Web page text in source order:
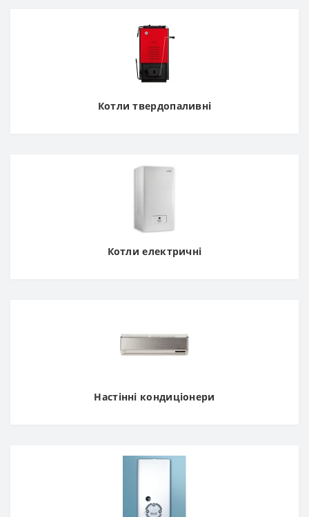
Котли твердопаливні
Котли електричні
Настінні кондиціонери